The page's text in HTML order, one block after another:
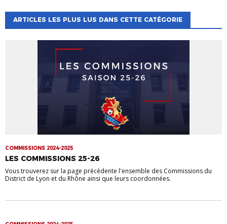
ARTICLES LES PLUS LUS DANS CETTE CATÉGORIE
COMMISSIONS 2024-2025
LES COMMISSIONS 25-26
Vous trouverez sur la page précédente l'ensemble des Commissions du
District de Lyon et du Rhône ainsi que leurs coordonnées.